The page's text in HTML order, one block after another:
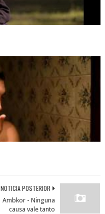
NOTICIA POSTERIOR
Ambkor - Ninguna
causa vale tanto